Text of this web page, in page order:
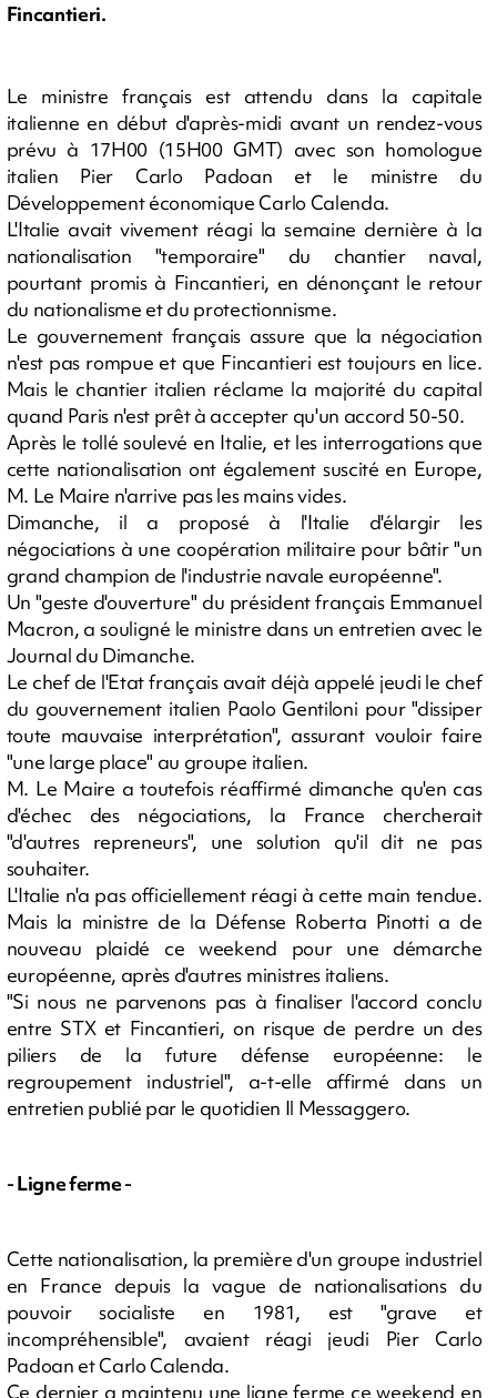
Fincantieri.
Le ministre français est attendu dans la capitale
italienne en début d'après-midi avant un rendez-vous
prévu à 17H00 (15H00 GMT) avec son homologue
italien Pier Carlo Padoan et le ministre du
Développement économique Carlo Calenda.
L'Italie avait vivement réagi la semaine dernière à la
nationalisation "temporaire" du chantier naval,
pourtant promis à Fincantieri, en dénonçant le retour
du nationalisme et du protectionnisme.
Le gouvernement français assure que la négociation
n'est pas rompue et que Fincantieri est toujours en lice.
Mais le chantier italien réclame la majorité du capital
quand Paris n'est prêt à accepter qu'un accord 50-50.
Après le tollé soulevé en Italie, et les interrogations que
cette nationalisation ont également suscité en Europe,
M. Le Maire n'arrive pas les mains vides.
Dimanche, il a proposé à l'Italie d'élargir les
négociations à une coopération militaire pour bâtir "un
grand champion de l'industrie navale européenne".
Un "geste d'ouverture" du président français Emmanuel
Macron, a souligné le ministre dans un entretien avec le
Journal du Dimanche.
Le chef de l'Etat français avait déjà appelé jeudi le chef
du gouvernement italien Paolo Gentiloni pour "dissiper
toute mauvaise interprétation", assurant vouloir faire
"une large place" au groupe italien.
M. Le Maire a toutefois réaffirmé dimanche qu'en cas
d'échec des négociations, la France chercherait
"d'autres repreneurs", une solution qu'il dit ne pas
souhaiter.
L'Italie n'a pas officiellement réagi à cette main tendue.
Mais la ministre de la Défense Roberta Pinotti a de
nouveau plaidé ce weekend pour une démarche
européenne, après d'autres ministres italiens.
"Si nous ne parvenons pas à finaliser l'accord conclu
entre STX et Fincantieri, on risque de perdre un des
piliers de la future défense européenne: le
regroupement industriel", a-t-elle affirmé dans un
entretien publié par le quotidien Il Messaggero.
- Ligne ferme -
Cette nationalisation, la première d'un groupe industriel
en France depuis la vague de nationalisations du
pouvoir socialiste en 1981, est "grave et
incompréhensible", avaient réagi jeudi Pier Carlo
Padoan et Carlo Calenda.
Ce dernier a maintenu une ligne ferme ce weekend en